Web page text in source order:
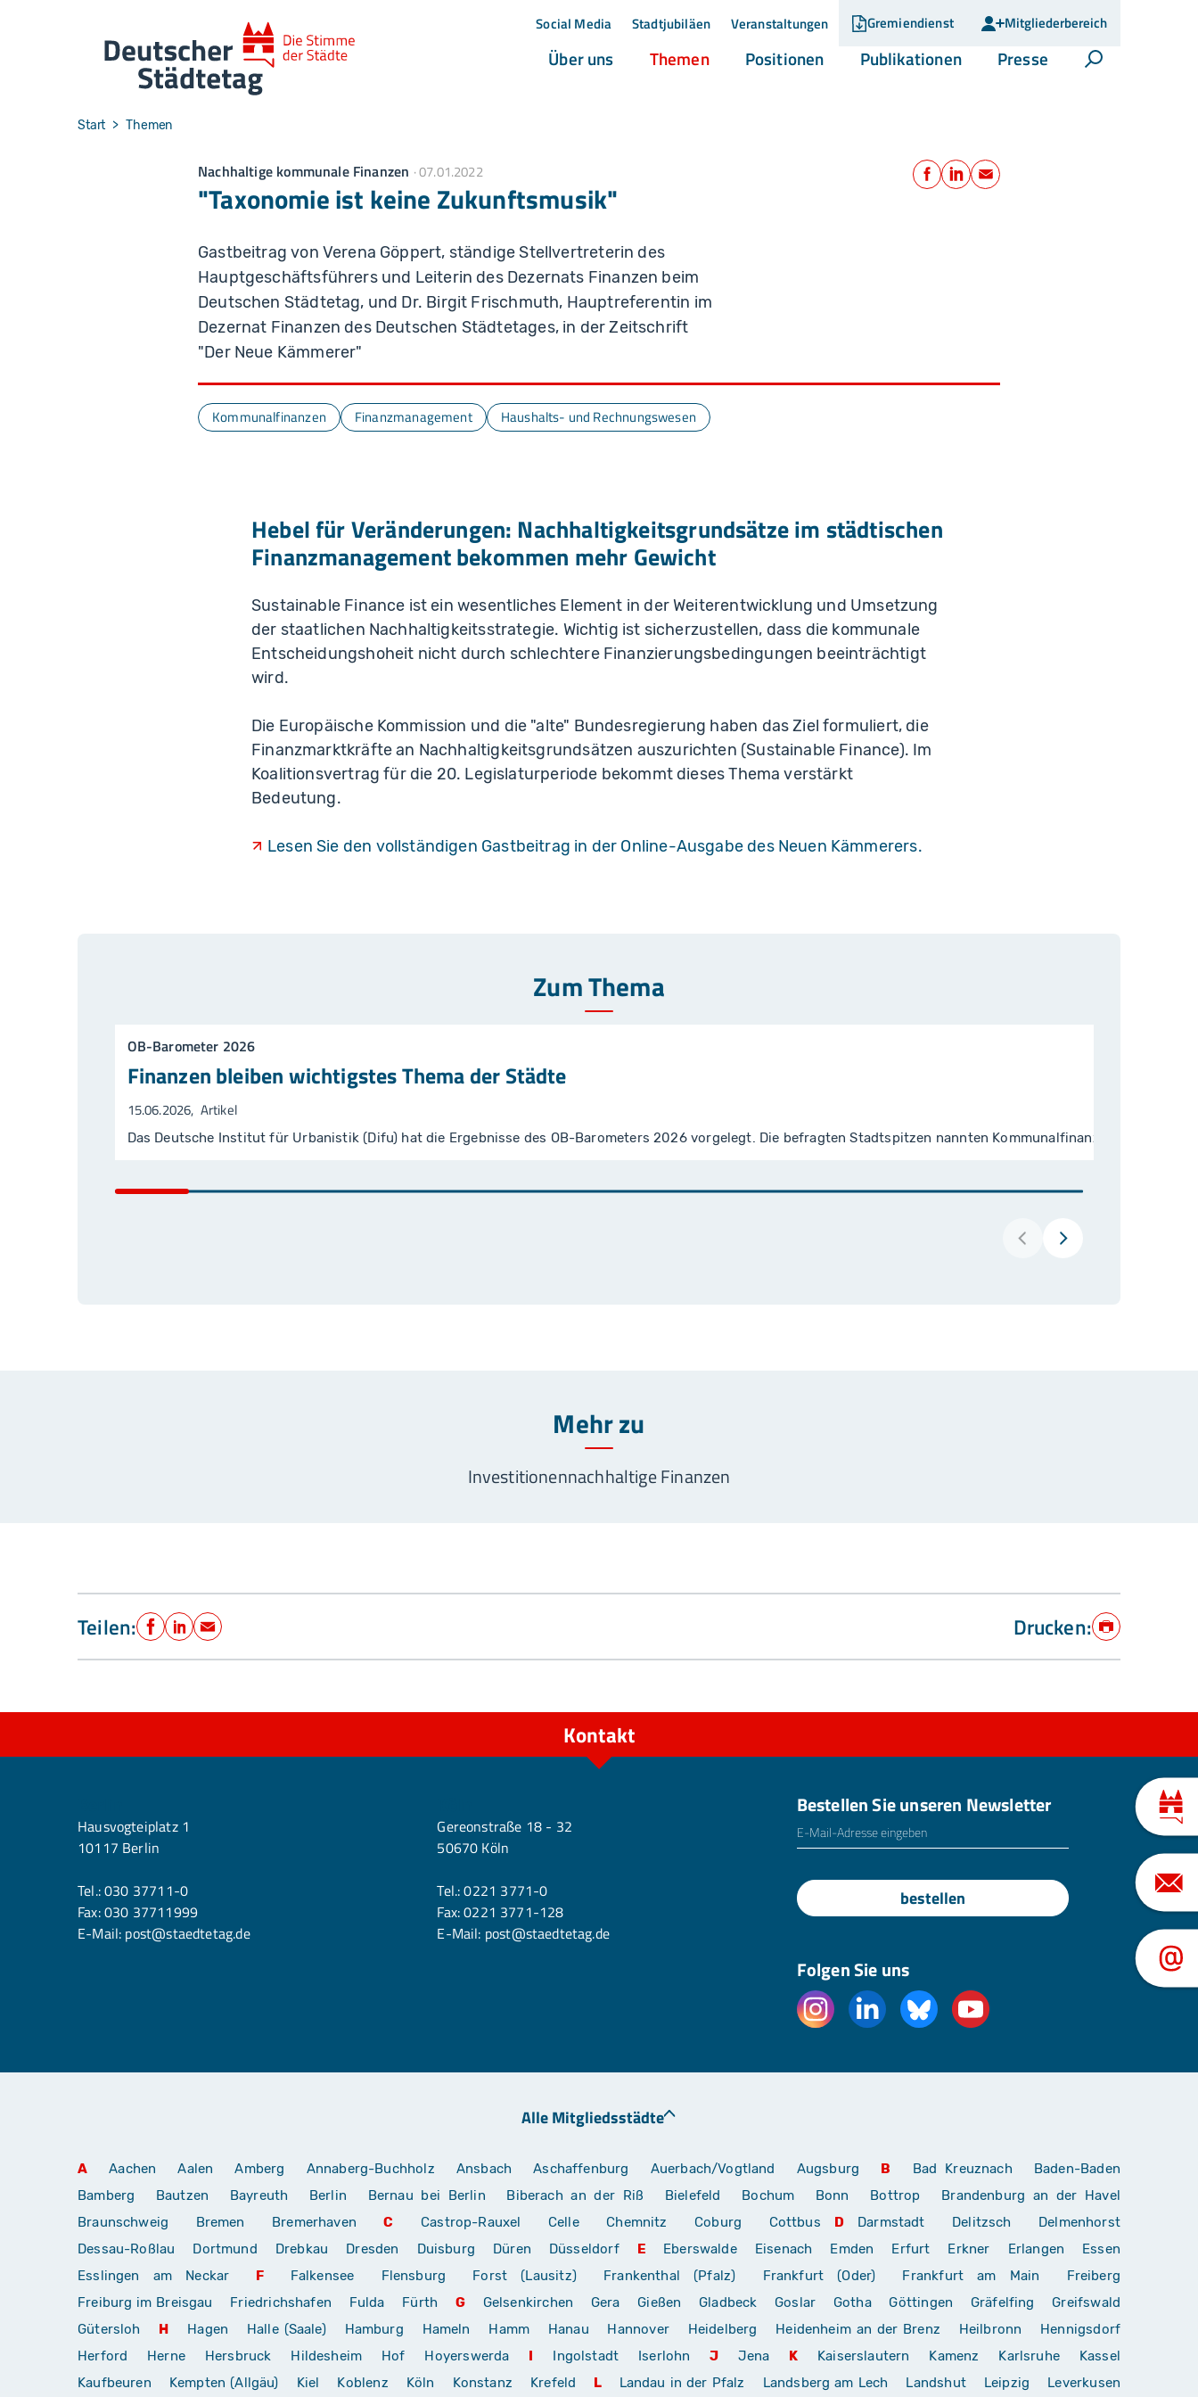
Social Media Stadtjubiläen Veranstaltungen Gremiendienst Mitgliederbereich
Über uns(current)Themen(current)Positionen(current)Publikationen(current)Presse (current)Suche öffnen
You are here:
Start Themen
Nachhaltige kommunale Finanzen 07.01.2022
"Taxonomie ist keine Zukunftsmusik"
Gastbeitrag von Verena Göppert, ständige Stellvertreterin des
Hauptgeschäftsführers und Leiterin des Dezernats Finanzen beim
Deutschen Städtetag, und Dr. Birgit Frischmuth, Hauptreferentin im
Dezernat Finanzen des Deutschen Städtetages, in der Zeitschrift
"Der Neue Kämmerer"
Teilen
Facebook
LinkedIn
E-Mail
Kommunalfinanzen Finanzmanagement Haushalts- und Rechnungswesen
Hebel für Veränderungen: Nachhaltigkeitsgrundsätze im städtischen
Finanzmanagement bekommen mehr Gewicht
Sustainable Finance ist ein wesentliches Element in der Weiterentwicklung und Umsetzung
der staatlichen Nachhaltigkeitsstrategie. Wichtig ist sicherzustellen, dass die kommunale
Entscheidungshoheit nicht durch schlechtere Finanzierungsbedingungen beeinträchtigt
wird.
Die Europäische Kommission und die "alte" Bundesregierung haben das Ziel formuliert, die
Finanzmarktkräfte an Nachhaltigkeitsgrundsätzen auszurichten (Sustainable Finance). Im
Koalitionsvertrag für die 20. Legislaturperiode bekommt dieses Thema verstärkt
Bedeutung.
Lesen Sie den vollständigen Gastbeitrag in der Online-Ausgabe des Neuen Kämmerers.
Zum Thema
OB-Barometer 2026
Finanzen bleiben wichtigstes Thema der Städte
15.06.2026 Artikel
Das Deutsche Institut für Urbanistik (Difu) hat die Ergebnisse des OB-Barometers 2026 vorgelegt. Die befragten Stadtspitzen nannten Kommunalfinanzen als aktuell
Mehr zu
Investitionennachhaltige Finanzen
Teilen: Facebook
LinkedIn
E-Mail Drucken: Drucken
Kontakt
Hausvogteiplatz 1
10117 Berlin
Tel.:030 37711-0
Fax: 030 37711999
E-Mail: post@staedtetag.de
Gereonstraße 18 - 32
50670 Köln
Tel.:0221 3771-0
Fax: 0221 3771-128
E-Mail: post@staedtetag.de
Bestellen Sie unseren Newsletter
E-Mailadresse
bestellen
Folgen Sie uns
Alle Mitgliedsstädte
A Aachen Aalen Amberg Annaberg-Buchholz Ansbach Aschaffenburg Auerbach/Vogtland Augsburg B Bad Kreuznach
Baden-Baden
Bamberg
Bautzen Bayreuth Berlin Bernau bei Berlin Biberach an der Riß Bielefeld Bochum Bonn Bottrop
Brandenburg an der Havel
Braunschweig
Bremen Bremerhaven C Castrop-Rauxel Celle Chemnitz Coburg Cottbus D Darmstadt Delitzsch
Delmenhorst
Dessau-Roßlau
Dortmund Drebkau Dresden Duisburg Düren Düsseldorf E Eberswalde Eisenach Emden Erfurt Erkner Erlangen
Essen
Esslingen am Neckar
F Falkensee Flensburg Forst (Lausitz) Frankenthal (Pfalz) Frankfurt (Oder) Frankfurt am Main
Freiberg
Freiburg im Breisgau
Friedrichshafen Fulda Fürth G Gelsenkirchen Gera Gießen Gladbeck Goslar Gotha Göttingen Gräfelfing
Greifswald
Gütersloh
H Hagen Halle (Saale) Hamburg Hameln Hamm Hanau Hannover Heidelberg Heidenheim an der Brenz Heilbronn
Hennigsdorf
Herford
Herne Hersbruck Hildesheim Hof Hoyerswerda Ingolstadt Iserlohn J Jena K Kaiserslautern Kamenz Karlsruhe
Kassel
Kaufbeuren
Kempten (Allgäu) Kiel Koblenz Köln Konstanz Krefeld L Landau in der Pfalz Landsberg am Lech Landshut Leipzig Leverkusen